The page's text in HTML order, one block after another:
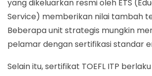
yang dikeluarkan resmi oleh ETS
Service) memberikan nilai tambah
Beberapa unit strategis mungkin
pelamar dengan sertifikasi standar
Selain itu, sertifikat TOEFL ITP